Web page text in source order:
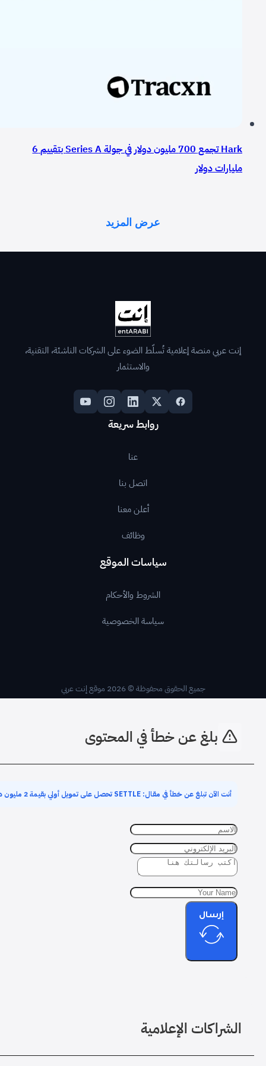
Hark تجمع 700 مليون دولار في جولة Series A بتقييم 6
مليارات دولار
عرض المزيد
إنت عربي منصة إعلامية تُسلّط الضوء على الشركات الناشئة، التقنية،
والاستثمار
روابط سريعة
عنا
اتصل بنا
أعلن معنا
وظائف
سياسات الموقع
الشروط والأحكام
سياسة الخصوصية
جميع الحقوق محفوظة © 2026 موقع إنت عربي
بلغ عن خطأ في المحتوى
أنت الآن تبلغ عن خطأ في مقال: SETTLE تحصل على تمويل أولي بقيمة 2 مليون دولار
إرسال
الشراكات الإعلامية